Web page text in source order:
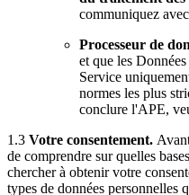
communiquez
Processeur de
et que les
Service
normes les plus
conclure l'APE,
1.3 Votre consentement.
de comprendre sur quelles
chercher à obtenir votre
types de données personnelles